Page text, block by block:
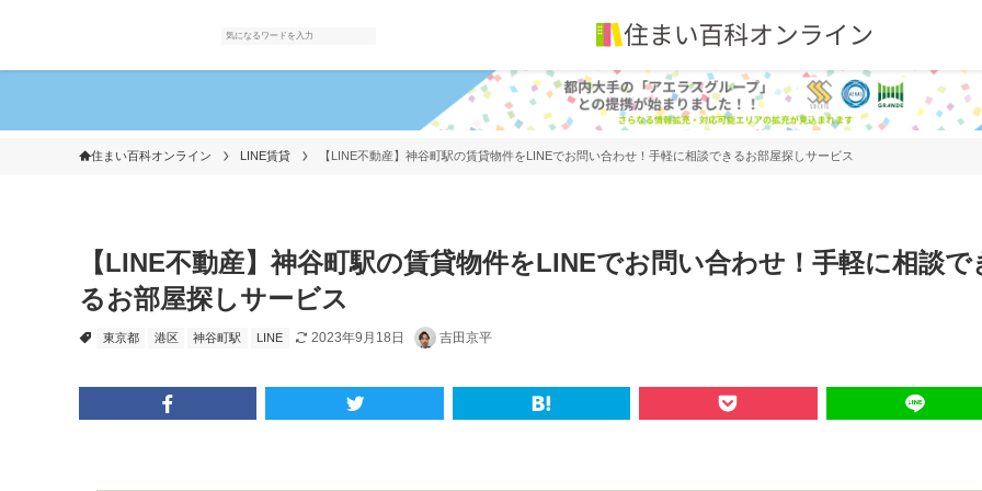
住まい百科オンライン LINE賃貸 【LINE不動産】神谷町駅の賃貸物件をLINEでお問い合わせ！手軽に相談できるお部屋探しサービス
【LINE不動産】神谷町駅の賃貸物件をLINEでお問い合わせ！手軽に相談で
るお部屋探しサービス
東京都 港区 神谷町駅 LINE 2023年9月18日 吉田京平